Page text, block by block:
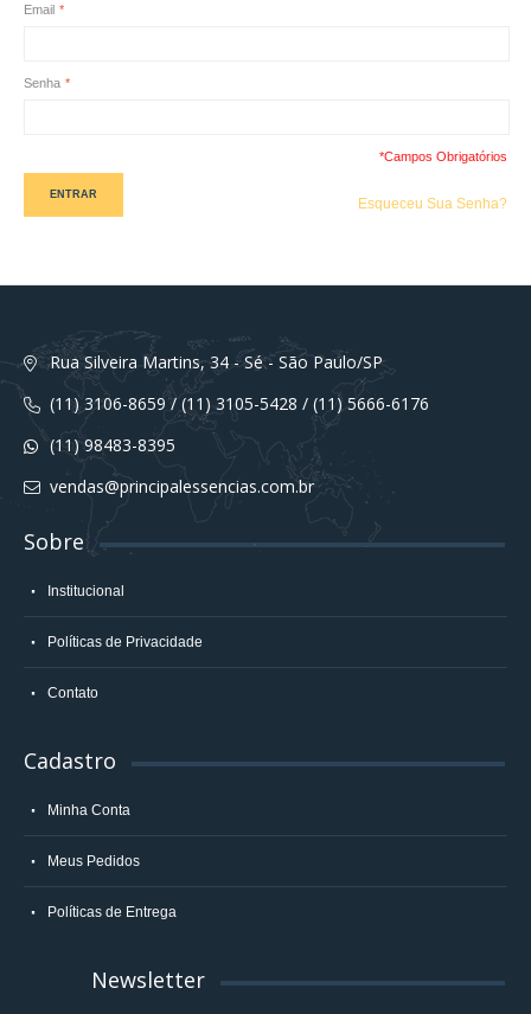
*
Email
*
Senha
*Campos Obrigatórios
ENTRAR
Esqueceu Sua Senha?
Rua Silveira Martins, 34 - Sé - São Paulo/SP
(11) 3106-8659 / (11) 3105-5428 / (11) 5666-6176
(11) 98483-8395
vendas@principalessencias.com.br
Sobre
Institucional
Políticas de Privacidade
Contato
Cadastro
Minha Conta
Meus Pedidos
Políticas de Entrega
Newsletter